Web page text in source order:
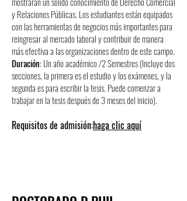
y Relaciones Públicas. Los estudiantes están equipados
con las herramientas de negocios más importantes para
reingresar al mercado laboral y contribuir de manera
más efectiva a las organizaciones dentro de este campo.
Duración: Un año académico /2Semestres (Incluye dos
secciones, la primera es el estudio y los exámenes, y la
segunda es para escribir la tesis. Puede comenzar a
trabajar en la tesis después de 3 meses del inicio).
Requisitos de admisión:haga clic aquí